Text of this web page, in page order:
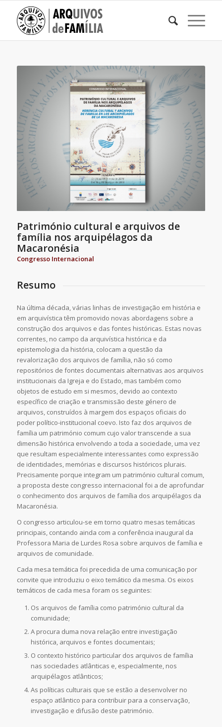
Património cultural e arquivos de
família nos arquipélagos da
Macaronésia
Congresso Internacional
Resumo
Na última década, várias linhas de investigação em história e
em arquivística têm promovido novas abordagens sobre a
construção dos arquivos e das fontes históricas. Estas novas
correntes, no campo da arquivística histórica e da
epistemologia da história, colocam a questão da
revalorização dos arquivos de família, não só como
repositórios de fontes documentais alternativas aos arquivos
institucionais da Igreja e do Estado, mas também como
objetos de estudo em si mesmos, devido ao contexto
específico de criação e transmissão deste género de
arquivos, construídos à margem dos espaços oficiais do
poder político-institucional coevo. Isto faz dos arquivos de
família um património comum cujo valor transcende a sua
dimensão histórica envolvendo a toda a sociedade, uma vez
que resultam especialmente interessantes como expressão
de identidades, memórias e discursos históricos plurais.
Precisamente porque integram um património cultural comum,
a proposta deste congresso internacional foi a de aprofundar
o conhecimento dos arquivos de família dos arquipélagos da
Macaronésia.
O congresso articulou-se em torno quatro mesas temáticas
principais, contando ainda com a conferência inaugural da
Professora Maria de Lurdes Rosa sobre arquivos de família e
arquivos de comunidade.
Cada mesa temática foi precedida de uma comunicação por
convite que introduziu o eixo temático da mesma. Os eixos
temáticos de cada mesa foram os seguintes:
Os arquivos de família como património cultural da
comunidade;
A procura duma nova relação entre investigação
histórica, arquivos e fontes documentais;
O contexto histórico particular dos arquivos de família
nas sociedades atlânticas e, especialmente, nos
arquipélagos atlânticos;
As políticas culturais que se estão a desenvolver no
espaço atlântico para contribuir para a conservação,
investigação e difusão deste património.